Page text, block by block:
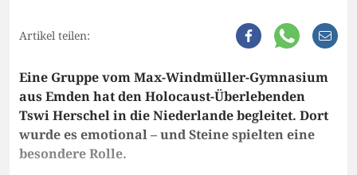
Artikel teilen:
Eine Gruppe vom Max-Windmüller-Gymnasium
aus Emden hat den Holocaust-Überlebenden
Tswi Herschel in die Niederlande begleitet. Dort
wurde es emotional – und Steine spielten eine
besondere Rolle.